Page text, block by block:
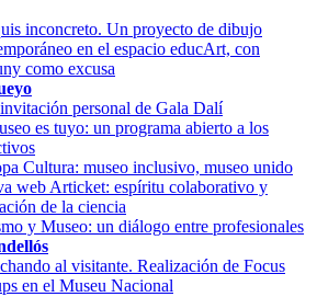
inconcreto. Un proyecto de dibujo
en el espacio educArt, con
como excusa
personal de Gala Dalí
es tuyo: un programa abierto a los
Cultura: museo inclusivo, museo unido
web Articket: espíritu colaborativo y
de la ciencia
y Museo: un diálogo entre profesionales
al visitante. Realización de Focus
en el Museu Nacional